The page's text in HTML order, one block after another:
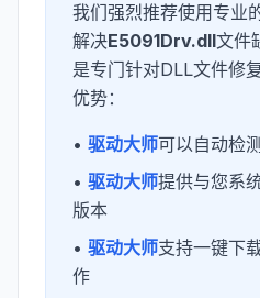
我们强烈推荐使用专业
解决E5091Drv.dll文件
是专门针对DLL文件修
优势：
• 驱动大师可以自动检
• 驱动大师提供与您系
版本
• 驱动大师支持一键下
作